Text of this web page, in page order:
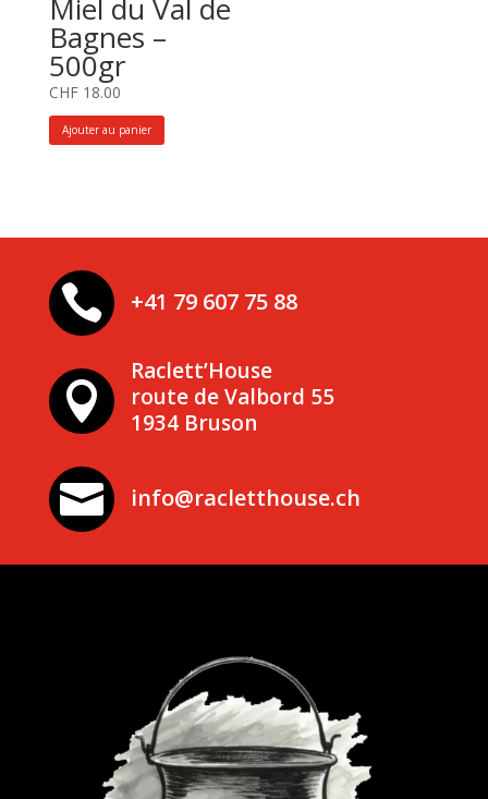
Miel du Val de
Bagnes –
500gr
CHF18.00
Ajouter au panier
 +41 79 607 75 88

Raclett’House
route de Valbord 55
1934 Bruson
 info@racletthouse.ch